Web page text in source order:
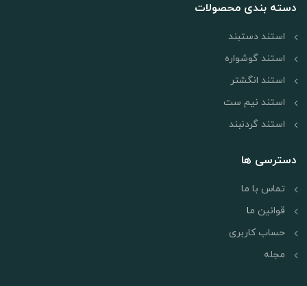
سانتی متر 1
دسته بندی محصولات
استند دستبند
استند گوشواره
استند انگشتر
استند نیم ست
استند گردنبند
دسترسی ها
تماس با ما
قوانین ما
حساب کاربری
مجله